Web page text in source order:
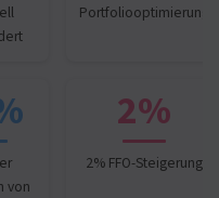
Portfoliooptimierung
von
2%
2% FFO-Steigerung